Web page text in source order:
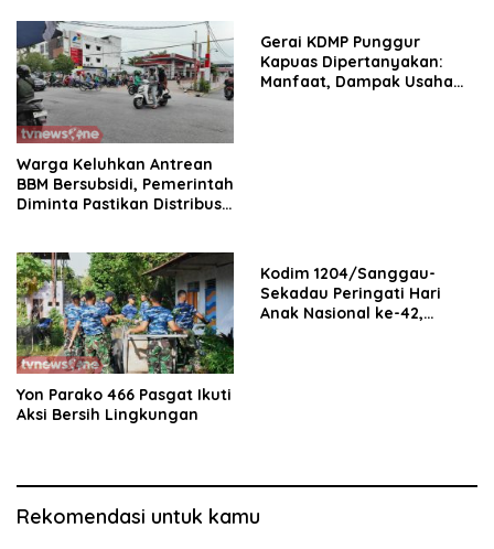
Warga Keluhkan Antrean
BBM Bersubsidi, Pemerintah
Diminta Pastikan Distribusi
Gerai KDMP Punggur
Kapuas Dipertanyakan:
Manfaat, Dampak Usaha
Yon Parako 466 Pasgat Ikuti
Aksi Bersih Lingkungan
Kodim 1204/Sanggau-
Sekadau Peringati Hari
Anak Nasional ke-42,
Rekomendasi untuk kamu